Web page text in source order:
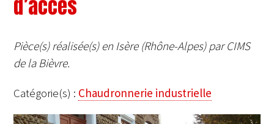
d’accès
Pièce(s) réalisée(s) en Isère (Rhône-Alpes) par CIMS
de la Bièvre.
Catégorie(s) : Chaudronnerie industrielle